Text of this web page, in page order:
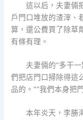
這以后，夫妻倆
戶門口堆放的渣滓、
算，還公費買了除草
有條有理。
夫妻倆的“多干
們把店門口掃除得這
品的。”“我們本身把
本年炎天，李勝